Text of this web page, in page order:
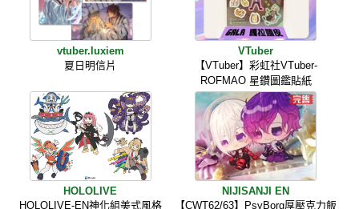
vtuber.luxiem
夏日明信片
VTuber
【VTuber】彩虹社VTuber-
ROFMAO 星鑽圖鑑貼紙
HOLOLIVE
HOLOLIVE-EN神化組美式風格
NIJISANJI EN
【CWT62/63】PsyBorg厚壓克力飯